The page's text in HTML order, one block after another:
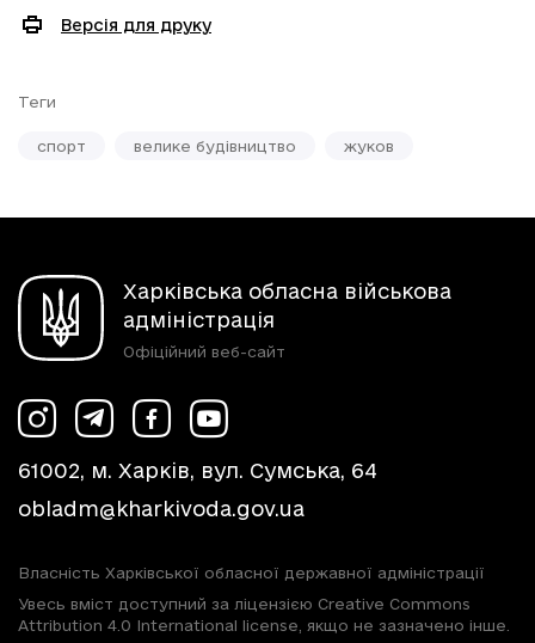
Версія для друку
Теги
спорт велике будівництво жуков
Харківська обласна військова
адміністрація
Офіційний веб-сайт
61002, м. Харків, вул. Сумська, 64
obladm@kharkivoda.gov.ua
Власність Харківської обласної державної адміністрації
Увесь вміст доступний за ліцензією Creative Commons
Attribution 4.0 International license, якщо не зазначено інше.